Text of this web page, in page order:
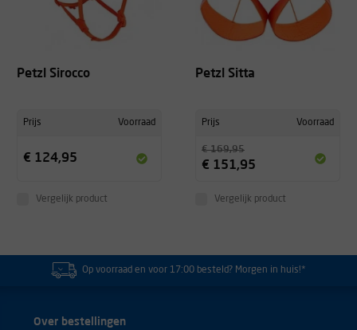
Petzl Sirocco
Prijs Voorraad
€ 124,95
Vergelijk product
Petzl Sitta
Prijs Voorraad
€ 169,95
€ 151,95
Vergelijk product
Op voorraad en voor 17:00 besteld? Morgen in huis!*
Over bestellingen